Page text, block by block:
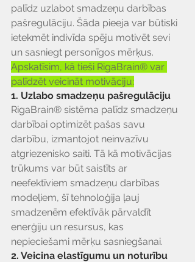
palīdz uzlabot smadzeņu darbības
pašregulāciju. Šāda pieeja var būtiski
ietekmēt indivīda spēju motivēt sevi
un sasniegt personīgos mērķus.
Apskatīsim, kā tieši RigaBrain® var
palīdzēt veicināt motivāciju:
1. Uzlabo smadzeņu pašregulāciju
RigaBrain® sistēma palīdz smadzeņu
darbībai optimizēt pašas savu
darbību, izmantojot neinvazīvu
atgriezenisko saiti. Tā kā motivācijas
trūkums var būt saistīts ar
neefektīviem smadzeņu darbības
modeļiem, šī tehnoloģija ļauj
smadzenēm efektīvāk pārvaldīt
enerģiju un resursus, kas
nepieciešami mērķu sasniegšanai.
2. Veicina elastīgumu un noturību